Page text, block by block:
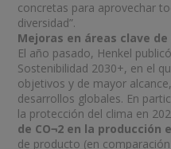
concretas para aprovechar
diversidad”.
Mejoras en áreas clave
El año pasado, Henkel
Sostenibilidad 2030+, en el
objetivos y de mayor
desarrollos globales. En
la protección del clima en
de CO¬2 en la producción
de producto (en